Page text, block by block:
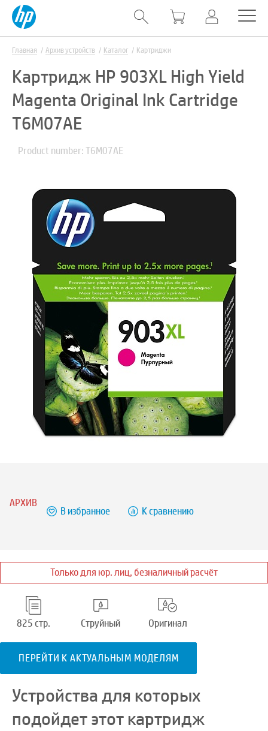
Главная Архив устройств Каталог Картриджи
Картридж HP 903XL High Yield
Magenta Original Ink Cartridge
T6M07AE
Product number: T6M07AE
АРХИВ
В избранное К сравнению
Только для юр. лиц, безналичный расчёт
825 стр. Струйный Оригинал
ПЕРЕЙТИ К АКТУАЛЬНЫМ МОДЕЛЯМ
Устройства для которых
подойдет этот картридж